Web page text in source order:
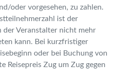
oder vorgesehen, zu zahlen.
ist der
der Veranstalter nicht mehr
kann. Bei kurzfristiger
oder bei Buchung von
Reisepreis Zug um Zug gegen